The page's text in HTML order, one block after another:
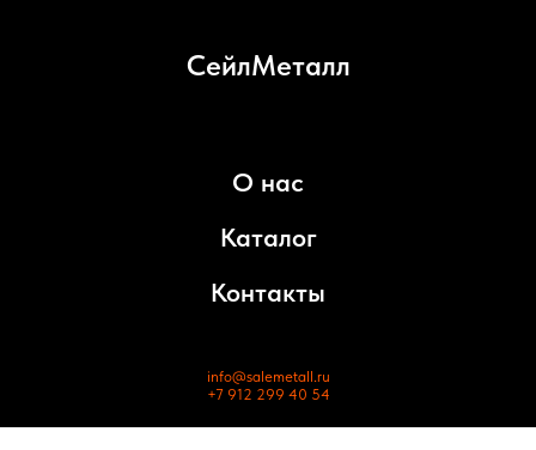
СейлМеталл
О нас
Каталог
Контакты
info@salemetall.ru
+7 912 299 40 54